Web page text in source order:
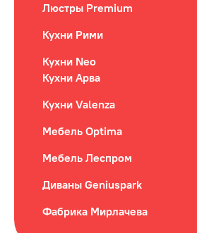
Люстры Premium
Кухни Рими
Кухни Neo
Кухни Арва
Кухни Valenza
Мебель Optima
Мебель Леспром
Диваны Geniuspark
Фабрика Мирлачева